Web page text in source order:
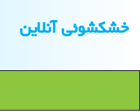
خشكشوئی آنلاین